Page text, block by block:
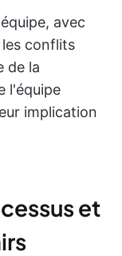
avec
conflits
de la
l'équipe
implication
et